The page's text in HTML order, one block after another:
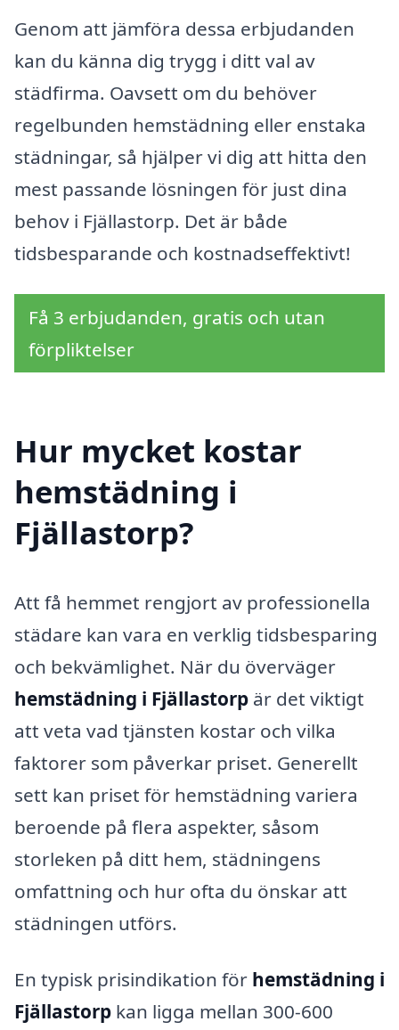
Genom att jämföra dessa erbjudanden
kan du känna dig trygg i ditt val av
städfirma. Oavsett om du behöver
regelbunden hemstädning eller enstaka
städningar, så hjälper vi dig att hitta den
mest passande lösningen för just dina
behov i Fjällastorp. Det är både
tidsbesparande och kostnadseffektivt!
Få 3 erbjudanden, gratis och utan
förpliktelser
Hur mycket kostar
hemstädning i
Fjällastorp?
Att få hemmet rengjort av professionella
städare kan vara en verklig tidsbesparing
och bekvämlighet. När du överväger
hemstädning i Fjällastorp är det viktigt
att veta vad tjänsten kostar och vilka
faktorer som påverkar priset. Generellt
sett kan priset för hemstädning variera
beroende på flera aspekter, såsom
storleken på ditt hem, städningens
omfattning och hur ofta du önskar att
städningen utförs.
En typisk prisindikation för hemstädning i
Fjällastorp kan ligga mellan 300-600